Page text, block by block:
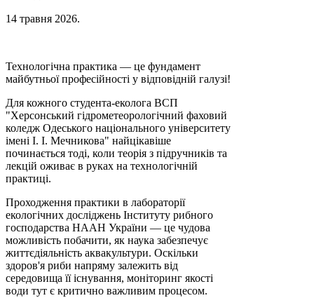
14 травня 2026.
Технологічна практика — це фундамент
майбутньої професійності у відповідній галузі!
​Для кожного студента-еколога ВСП
"Херсонський гідрометеорологічний фаховий
коледж Одеського національного університету
імені І. І. Мечникова" найцікавіше
починається тоді, коли теорія з підручників та
лекцій оживає в руках на технологічній
практиці.
Проходження практики в лабораторії
екологічних досліджень Інституту рибного
господарства НААН України — це чудова
можливість побачити, як наука забезпечує
життєдіяльність аквакультури. Оскільки
здоров'я риби напряму залежить від
середовища її існування, моніторинг якості
води тут є критично важливим процесом.